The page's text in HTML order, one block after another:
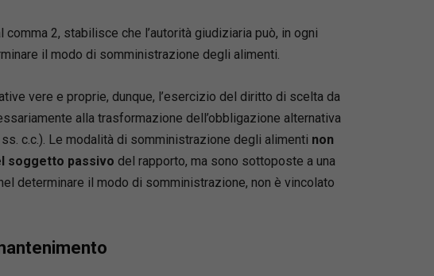
2, stabilisce che l’autorità giudiziaria può, in ogni
il modo di somministrazione degli alimenti.
vere e proprie, dunque, l’esercizio del diritto di scelta da
alla trasformazione dell’obbligazione alternativa
c.c.). Le modalità di somministrazione degli alimenti non
soggetto passivo del rapporto, ma sono sottoposte a una
determinare il modo di somministrazione, non è vincolato